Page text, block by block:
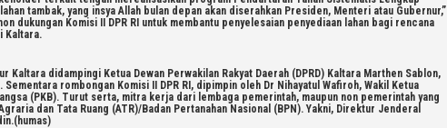
tambak, yang insya Allah bulan depan akan diserahkan Presiden, Menteri atau Gubernur,”
dukungan Komisi II DPR RI untuk membantu penyelesaian penyediaan lahan bagi rencana
Kaltara.
didampingi Ketua Dewan Perwakilan Rakyat Daerah (DPRD) Kaltara Marthen Sablon,
rombongan Komisi II DPR RI, dipimpin oleh Dr Nihayatul Wafiroh, Wakil Ketua
(PKB). Turut serta, mitra kerja dari lembaga pemerintah, maupun non pemerintah yang
dan Tata Ruang (ATR)/Badan Pertanahan Nasional (BPN). Yakni, Direktur Jenderal